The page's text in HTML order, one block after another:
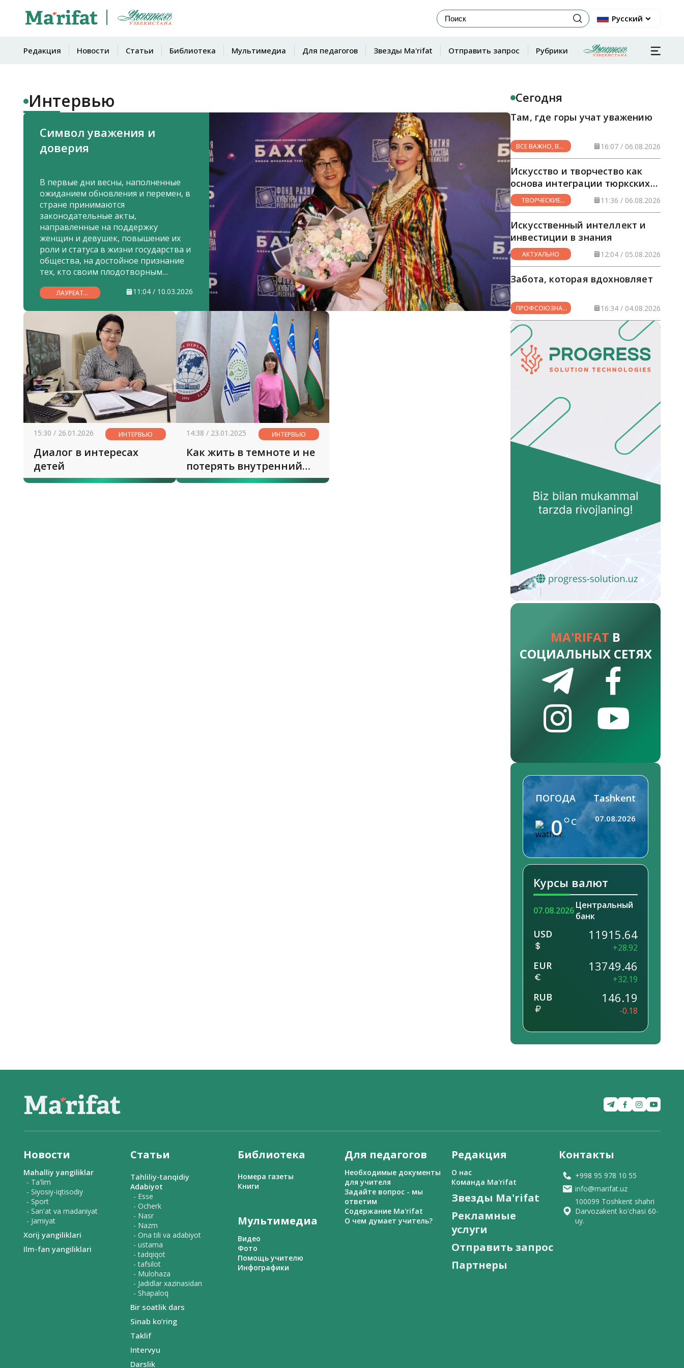
Русский
Редакция Новости Статьи Библиотека Мультимедиа Для педагогов Звезды Ma'rifat Отправить запрос Рубрики
Интервью
Символ уважения и
доверия
В первые дни весны, наполненные
ожиданием обновления и перемен, в
стране принимаются
законодательные акты,
направленные на поддержку
женщин и девушек, повышение их
роли и статуса в жизни государства и
общества, на достойное признание
тех, кто своим плодотворным
опытом активно участвует в
реформ, проявляет инициативность
и демонстрирует образцовую
деятельность на пути построения
Нового Узбекистана.
ЛАУРЕАТ
ГОСУДАРСТВЕННОЙ
ПРЕМИИ ИМЕНИ
11:04 / 10.03.2026
15:30 / 26.01.2026 ИНТЕРВЬЮ
Диалог в интересах
детей
14:38 / 23.01.2025 ИНТЕРВЬЮ
Как жить в темноте и не
потерять внутренний
свет?
Сегодня
Там, где горы учат уважению
ВСЕ ВАЖНО, ВСЕ
НУЖНО
16:07 / 06.08.2026
Искусство и творчество как
основа интеграции тюркских
стран
ТВОРЧЕСКИЕ
ГОРИЗОНТЫ
11:36 / 06.08.2026
Искусственный интеллект и
инвестиции в знания
АКТУАЛЬНО 12:04 / 05.08.2026
Забота, которая вдохновляет
ПРОФСОЮЗНАЯ
ЖИЗНЬ
16:34 / 04.08.2026
MA'RIFAT В
СОЦИАЛЬНЫХ СЕТЯХ
ПОГОДА
0 C
Tashkent
07.08.2026
Курсы валют
07.08.2026Центральный
банк
USD 11915.64
+28.92
EUR 13749.46
+32.19
RUB 146.19
-0.18
Новости
Mahalliy yangiliklar
- Ta'lim
- Siyosiy-iqtisodiy
- Sport
- San'at va madaniyat
- Jamiyat
Xorij yangiliklari
Ilm-fan yangiliklari
Статьи
Tahliliy-tanqidiy
Adabiyot
- Esse
- Ocherk
- Nasr
- Nazm
- Ona tili va adabiyot
- ustama
- tadqiqot
- tafsilot
- Mulohaza
- Jadidlar xazinasidan
- Shapaloq
Bir soatlik dars
Sinab ko‘ring
Taklif
Intervyu
Darslik
Библиотека
Номера газеты
Книги
Мультимедиа
Видео
Фото
Помощь учителю
Инфографики
Для педагогов
Необходимые документы
для учителя
Задайте вопрос - мы
ответим
Содержание Ma'rifat
О чем думает учитель?
Редакция
О нас
Команда Ma'rifat
Звезды Ma'rifat
Рекламные
услуги
Отправить запрос
Партнеры
Контакты
+998 95 978 10 55
info@marifat.uz
100099 Toshkent shahri
Darvozakent ko'chasi 60-
uy.